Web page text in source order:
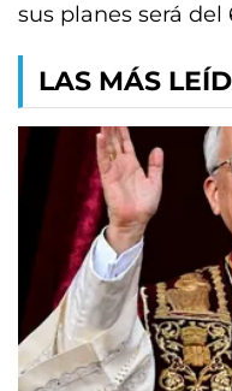
sus planes será del
LAS MÁS